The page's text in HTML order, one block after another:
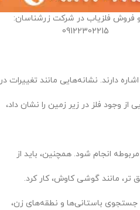
فروش فلزیاب در شرکت زرشناسان:
09122302215
دارند. نشانه‌هایی مانند تغییرات در
وجود فلز در زیر زمین را نشان داد،
انجام شود. همچنین، باید از
تر، مانند گوشی کاوش، کار کرد.
جستجوی باستانی‌ها و نطقه‌های زن،